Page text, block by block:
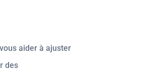
aider à ajuster
des